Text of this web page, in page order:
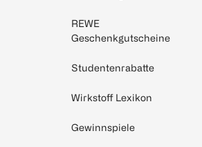
REWE
Geschenkgutscheine
Studentenrabatte
Wirkstoff Lexikon
Gewinnspiele